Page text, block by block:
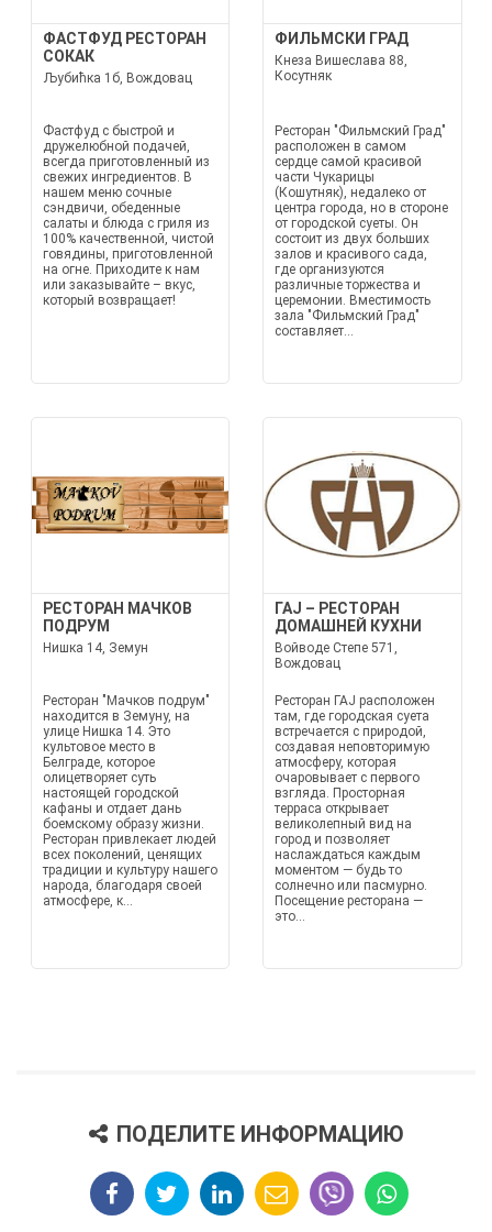
ФАСТФУД РЕСТОРАН
СОКАК
Љубићка 1б, Вождовац
Фастфуд с быстрой и
дружелюбной подачей,
всегда приготовленный из
свежих ингредиентов. В
нашем меню сочные
сэндвичи, обеденные
салаты и блюда с гриля из
100% качественной, чистой
говядины, приготовленной
на огне. Приходите к нам
или заказывайте – вкус,
который возвращает!
ФИЛЬМСКИ ГРАД
Кнеза Вишеслава 88,
Косутняк
Ресторан "Фильмский Град"
расположен в самом
сердце самой красивой
части Чукарицы
(Кошутняк), недалеко от
центра города, но в стороне
от городской суеты. Он
состоит из двух больших
залов и красивого сада,
где организуются
различные торжества и
церемонии. Вместимость
зала "Фильмский Град"
составляет...
РЕСТОРАН МАЧКОВ
ПОДРУМ
Нишка 14, Земун
Ресторан "Мачков подрум"
находится в Земуну, на
улице Нишка 14. Это
культовое место в
Белграде, которое
олицетворяет суть
настоящей городской
кафаны и отдает дань
боемскому образу жизни.
Ресторан привлекает людей
всех поколений, ценящих
традиции и культуру нашего
народа, благодаря своей
атмосфере, к...
ГАЈ – РЕСТОРАН
ДОМАШНЕЙ КУХНИ
Войводе Степе 571,
Вождовац
Ресторан ГАЈ расположен
там, где городская суета
встречается с природой,
создавая неповторимую
атмосферу, которая
очаровывает с первого
взгляда. Просторная
терраса открывает
великолепный вид на
город и позволяет
наслаждаться каждым
моментом — будь то
солнечно или пасмурно.
Посещение ресторана —
это...
ПОДЕЛИТЕ ИНФОРМАЦИЮ